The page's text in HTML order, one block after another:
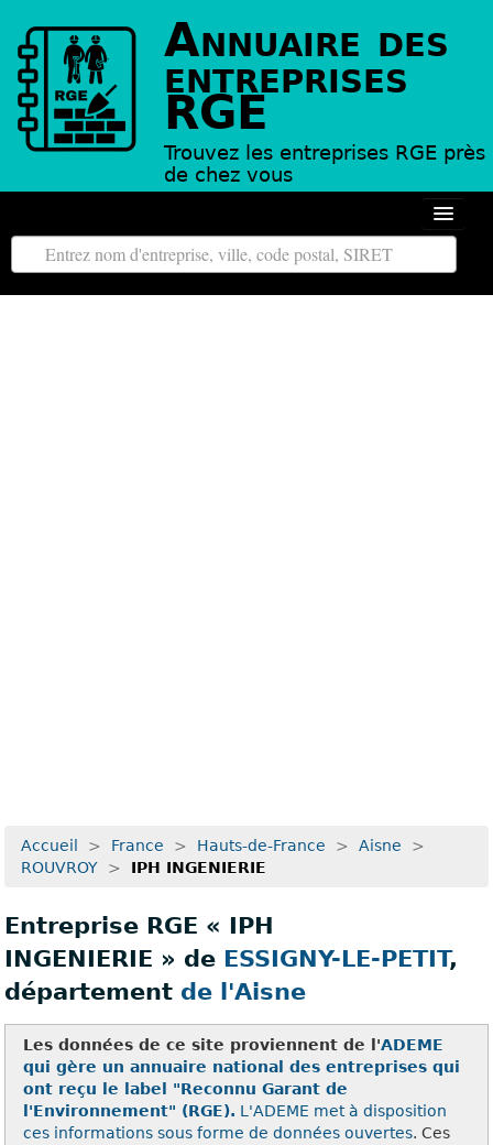
Annuaire des
entreprises
RGE
Trouvez les entreprises RGE près
de chez vous
Autour de moi
Accueil > France > Hauts-de-France > Aisne
>
ROUVROY
> IPH INGENIERIE
Entreprise RGE « IPH
INGENIERIE » de ESSIGNY-LE-PETIT,
département de l'Aisne
Les données de ce site proviennent de l'ADEME
qui gère un annuaire national des entreprises qui
ont reçu le label "Reconnu Garant de
l'Environnement" (RGE). L'ADEME met à disposition
ces informations sous forme de données ouvertes. Ces